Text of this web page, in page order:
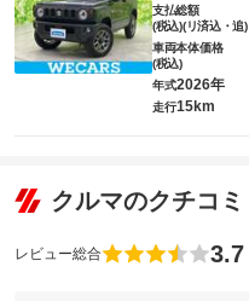
支払総額
(税込)(リ済込・追)
車両本体価格
(税込)
年式2026年
走行15km
クルマのクチコミ
レビュー総合 3.7